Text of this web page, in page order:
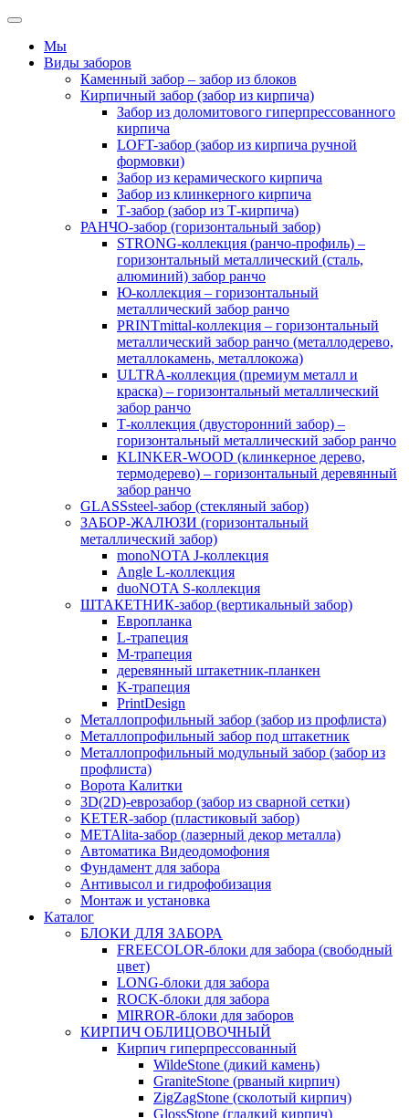
Мы
Виды заборов
Каменный забор – забор из блоков
Кирпичный забор (забор из кирпича)
Забор из доломитового гиперпрессованного
кирпича
LOFT-забор (забор из кирпича ручной
формовки)
Забор из керамического кирпича
Забор из клинкерного кирпича
Т-забор (забор из Т-кирпича)
РАНЧО-забор (горизонтальный забор)
STRONG-коллекция (ранчо-профиль) –
горизонтальный металлический (сталь,
алюминий) забор ранчо
Ю-коллекция – горизонтальный
металлический забор ранчо
PRINTmittal-коллекция – горизонтальный
металлический забор ранчо (металлодерево,
металлокамень, металлокожа)
ULTRA-коллекция (премиум металл и
краска) – горизонтальный металлический
забор ранчо
Т-коллекция (двусторонний забор) –
горизонтальный металлический забор ранчо
KLINKER-WOOD (клинкерное дерево,
термодерево) – горизонтальный деревянный
забор ранчо
GLASSsteel-забор (стекляный забор)
ЗАБОР-ЖАЛЮЗИ (горизонтальный
металлический забор)
monoNOTA J-коллекция
Angle L-коллекция
duoNOTA S-коллекция
ШТАКЕТНИК-забор (вертикальный забор)
Европланка
L-трапеция
M-трапеция
деревянный штакетник-планкен
K-трапеция
PrintDesign
Металлопрофильный забор (забор из профлиста)
Металлопрофильный забор под штакетник
Металлопрофильный модульный забор (забор из
профлиста)
Ворота Калитки
3D(2D)-еврозабор (забор из сварной сетки)
KETER-забор (пластиковый забор)
METAlita-забор (лaзерный декор металла)
Автоматика Видеодомофония
Фундамент для забора
Антивысол и гидрофобизация
Монтаж и установка
Каталог
БЛОКИ ДЛЯ ЗАБОРА
FREECOLOR-блоки для забора (свободный
цвет)
LONG-блоки для забора
ROCK-блоки для забора
MIRROR-блоки для заборов
КИРПИЧ ОБЛИЦОВОЧНЫЙ
Кирпич гиперпрессованный
WildeStone (дикий камень)
GraniteStone (рваный кирпич)
ZigZagStone (сколотый кирпич)
GlossStone (гладкий кирпич)